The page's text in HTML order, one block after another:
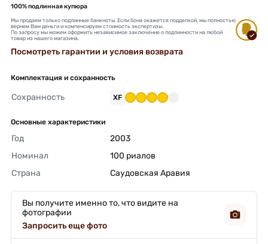
100% подлинная купюра
Мы продаем только подлинные банкноты. Если бона окажется подделкой, мы полностью
вернем Вам деньги и компенсируем стоимость экспертизы.
По запросу мы можем оформить независимое заключение о подлинности на любой
товар из нашего магазина.
Посмотреть гарантии и условия возврата
Комплектация и сохранность
Сохранность XF
Основные характеристики
Год
2003
Номинал
100 риалов
Страна
Саудовская Аравия
Вы получите именно то, что видите на
фотографии
Запросить еще фото